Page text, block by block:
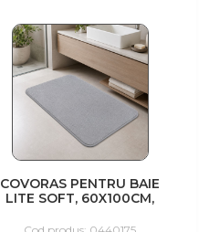
COVORAS PENTRU BAIE
LITE SOFT, 60X100CM,